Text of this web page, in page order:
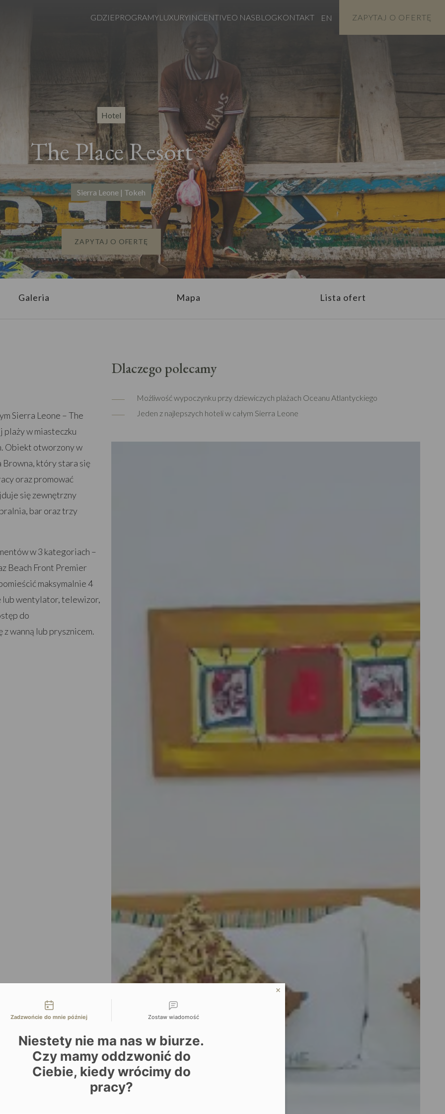
GDZIEPROGRAMYLUXURYINCENTIVEO NASBLOGKONTAKT EN ZAPYTAJ O OFERTĘ
Hotel
The Place Resort
Sierra Leone | Tokeh
ZAPYTAJ O OFERTĘ
Galeria Mapa Lista ofert
Sierra Leone – The
plaży w miasteczku
Obiekt otworzony w
który stara się
oraz promować
się zewnętrzny
bar oraz trzy
w 3 kategoriach –
Beach Front Premier
maksymalnie 4
lub wentylator, telewizor,
do
wanną lub prysznicem.
Dlaczego polecamy
Możliwość wypoczynku przy dziewiczych plażach Oceanu Atlantyckiego
Jeden z najlepszych hoteli w całym Sierra Leone
kontaktu
Zadzwońcie do mnie później Zostaw wiadomość
Niestety nie ma nas w biurze.
Czy mamy oddzwonić do
Ciebie, kiedy wrócimy do
pracy?